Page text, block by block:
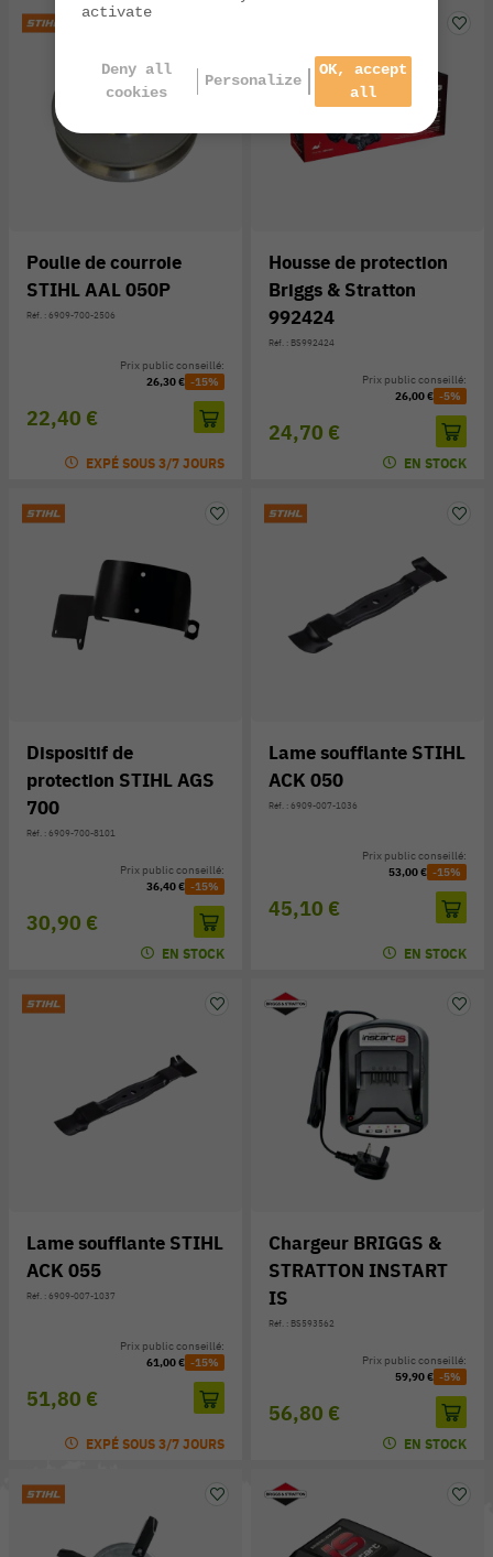
Poulie de courroie
STIHL AAL 050P
Réf. : 6909-700-2506
22,40 €
Prix public conseillé:
26,30 € -15%
EXPÉ SOUS 3/7 JOURS
Housse de protection
Briggs & Stratton
992424
Réf. : BS992424
24,70 €
Prix public conseillé:
26,00 € -5%
EN STOCK
Dispositif de
protection STIHL AGS
700
Réf. : 6909-700-8101
30,90 €
Prix public conseillé:
36,40 € -15%
EN STOCK
Lame soufflante STIHL
ACK 050
Réf. : 6909-007-1036
45,10 €
Prix public conseillé:
53,00 € -15%
EN STOCK
Lame soufflante STIHL
ACK 055
Réf. : 6909-007-1037
51,80 €
Prix public conseillé:
61,00 € -15%
EXPÉ SOUS 3/7 JOURS
Chargeur BRIGGS &
STRATTON INSTART
IS
Réf. : BS593562
56,80 €
Prix public conseillé:
59,90 € -5%
EN STOCK
activate
Deny all
cookies
Personalize
OK, accept
all